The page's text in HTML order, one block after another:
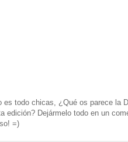
es todo chicas, ¿Qué os parece la
edición? Dejármelo todo en un
=)